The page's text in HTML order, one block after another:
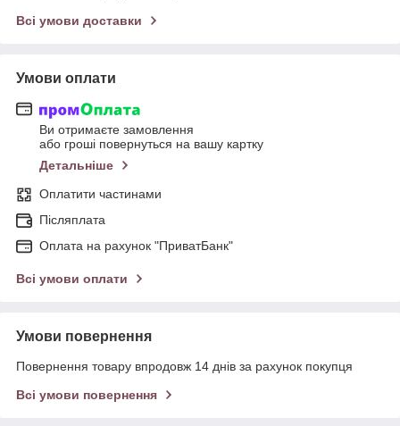
Всі умови доставки
Умови оплати
Ви отримаєте замовлення
або гроші повернуться на вашу картку
Детальніше
Оплатити частинами
Післяплата
Оплата на рахунок "ПриватБанк"
Всі умови оплати
Умови повернення
Повернення товару впродовж 14 днів за рахунок покупця
Всі умови повернення